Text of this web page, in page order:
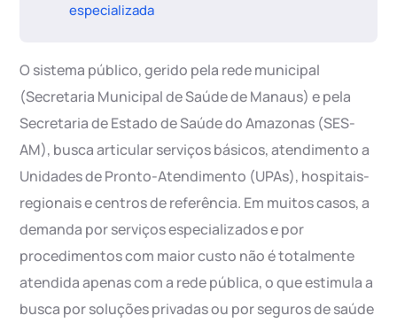
especializada
O sistema público, gerido pela rede municipal
(Secretaria Municipal de Saúde de Manaus) e pela
Secretaria de Estado de Saúde do Amazonas (SES-
AM), busca articular serviços básicos, atendimento a
Unidades de Pronto-Atendimento (UPAs), hospitais-
regionais e centros de referência. Em muitos casos, a
demanda por serviços especializados e por
procedimentos com maior custo não é totalmente
atendida apenas com a rede pública, o que estimula a
busca por soluções privadas ou por seguros de saúde